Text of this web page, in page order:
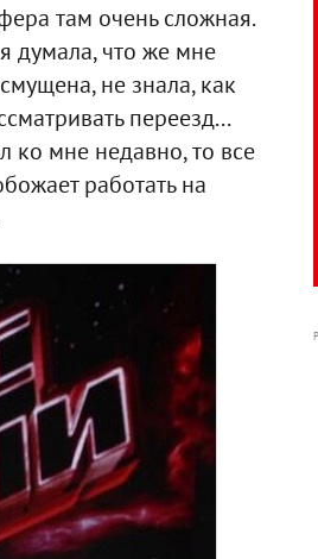
там очень сложная.
думала, что же мне
не знала, как
переезд...
ко мне недавно, то все
работать на